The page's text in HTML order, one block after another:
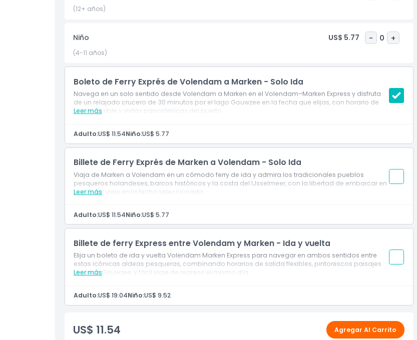
Hora de Recogida / Hora de Entrega
Cosas a Saber
Ubicación
Política de Cancelación
(12+ años)
Niño US$ 5.77 - 0 +
(4-11 años)
Boleto de Ferry Exprés de Volendam a Marken - Solo Ida
Navega en un solo sentido desde Volendam a Marken en el Volendam–Marken Express y disfruta
de un relajado crucero de 30 minutos por el lago Gouwzee en la fecha que elijas, con horario de
salida flexible y vistas panorámicas del puerto.​
Leer más
Adulto:US$ 11.54Niño:US$ 5.77
Billete de Ferry Exprés de Marken a Volendam - Solo Ida
Viaja de Marken a Volendam en un cómodo ferry de ida y admira los tradicionales pueblos
pesqueros holandeses, barcos históricos y la costa del IJsselmeer, con la libertad de embarcar en
cualquier viaje en la fecha seleccionada.
Leer más
Adulto:US$ 11.54Niño:US$ 5.77
Billete de ferry Express entre Volendam y Marken - Ida y vuelta
Elija un boleto de ida y vuelta Volendam Marken Express para navegar en ambos sentidos entre
estas icónicas aldeas pesqueras, combinando horarios de salida flexibles, pintorescos paisajes
del lago Gouwzee, y fácil viaje de regreso el mismo día.
Leer más
Adulto:US$ 19.04Niño:US$ 9.52
US$ 11.54 Agregar Al Carrito